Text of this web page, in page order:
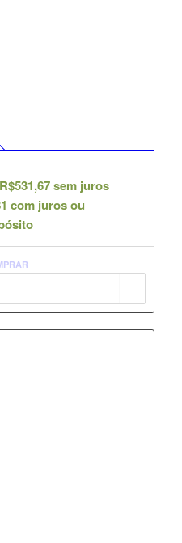
R$531,67sem juros
com juros ou